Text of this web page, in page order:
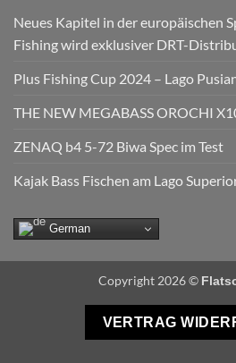
Neues Kapitel in der europäischen
Fishing wird exklusiver DRT-
Plus Fishing Cup 2024 – Lago
THE NEW MEGABASS OROCHI
ZENAQ b4 5-72 Biwa Spec im Test
Kajak Bass Fischen am Lago
German
Copyright 2026 ©
VERTRAG